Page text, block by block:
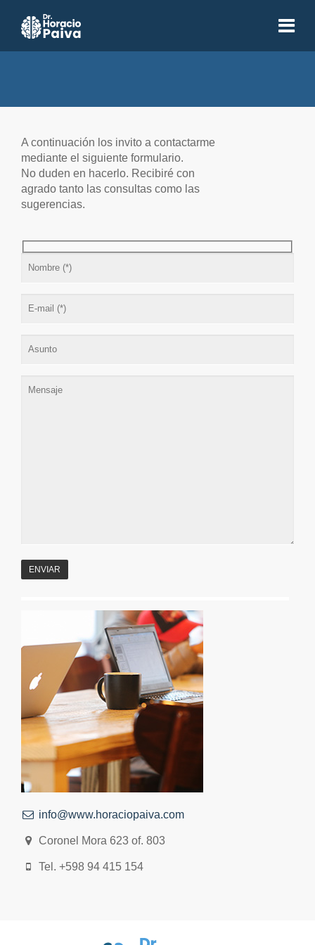
Contacto
A continuación los invito a contactarme
mediante el siguiente formulario.
No duden en hacerlo. Recibiré con
agrado tanto las consultas como las
sugerencias.
info@www.horaciopaiva.com
Coronel Mora 623 of. 803
Tel. +598 94 415 154